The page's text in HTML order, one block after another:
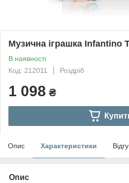
Музична іграшка Infantino
В наявності
Код: 212011
Роздріб
1 098 ₴
Опис Характеристики
Опис